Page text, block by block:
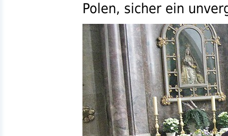
Polen, sicher ein